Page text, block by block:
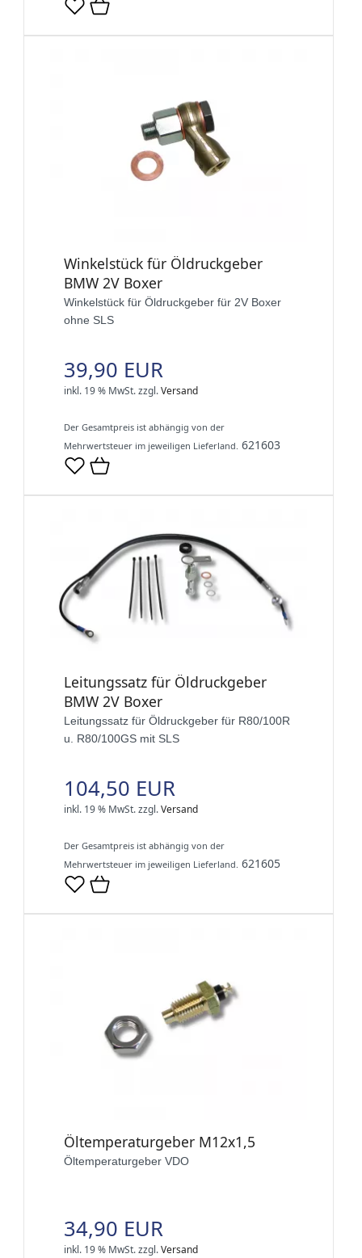
Winkelstück für Öldruckgeber
BMW 2V Boxer
Winkelstück für Öldruckgeber für 2V Boxer
ohne SLS
39,90 EUR
inkl. 19 % MwSt.zzgl.Versand
Der Gesamtpreis ist abhängig von der
Mehrwertsteuer im jeweiligen Lieferland. 621603
Leitungssatz für Öldruckgeber
BMW 2V Boxer
Leitungssatz für Öldruckgeber für R80/100R
u. R80/100GS mit SLS
104,50 EUR
inkl. 19 % MwSt.zzgl.Versand
Der Gesamtpreis ist abhängig von der
Mehrwertsteuer im jeweiligen Lieferland. 621605
Öltemperaturgeber M12x1,5
Öltemperaturgeber VDO
34,90 EUR
inkl. 19 % MwSt.zzgl.Versand